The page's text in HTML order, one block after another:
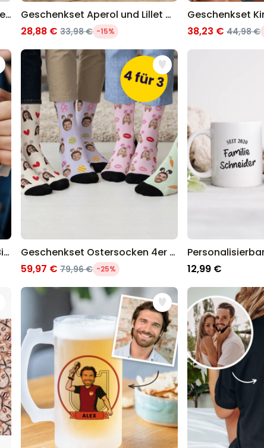
Personalisierbare Eierbecher 2er-Set mit Symbol und Name
Geschenkset Aperol und Lillet Glas
28,88 € 33,98 € -15%
38,23 € 44,98 €
Personalisierbarer Superheld Bierkrug
Geschenkset Ostersocken 4er Set mit Gesicht und Hasenohren
59,97 € 79,96 € -25%
12,99 €